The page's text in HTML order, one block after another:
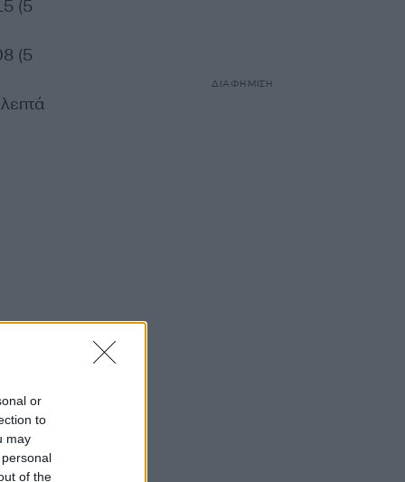
or
to
may
of the
(5
(5
ΔΙΑΦΗΜΙΣΗ